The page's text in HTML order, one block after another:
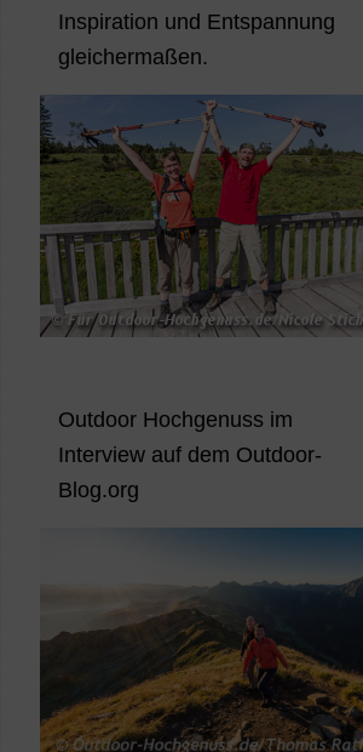
Inspiration und Entspannung
gleichermaßen.
Outdoor Hochgenuss im
Interview auf dem Outdoor-
Blog.org